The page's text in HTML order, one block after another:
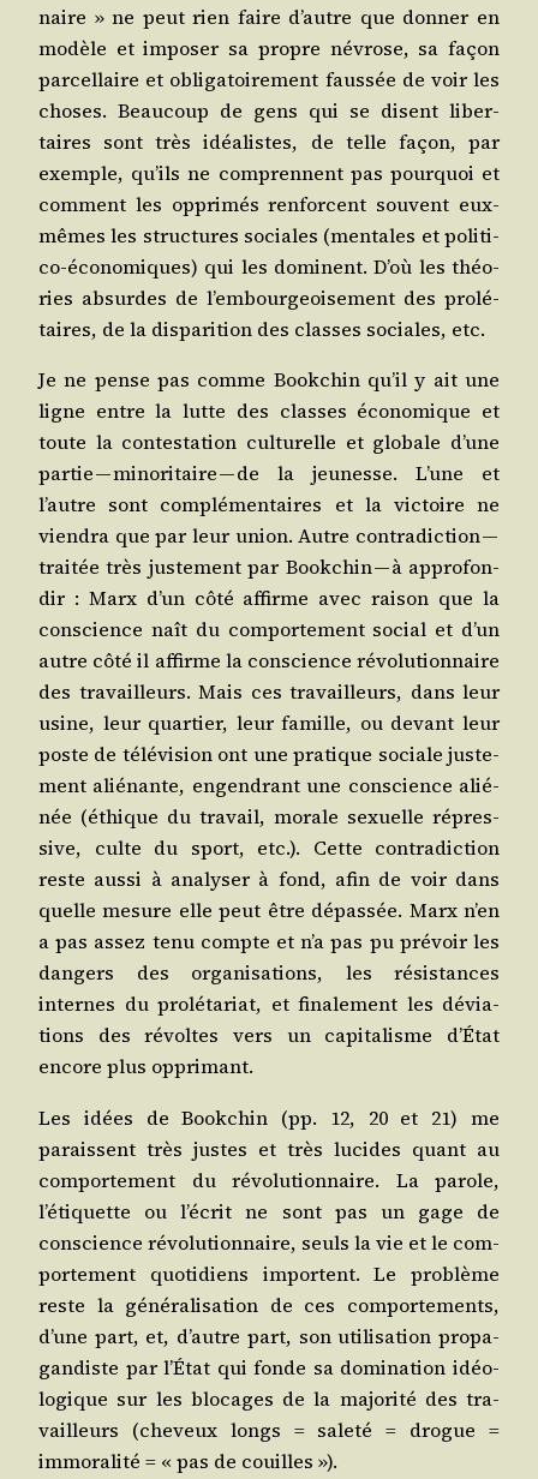
naire » ne peut rien faire d’autre que don­ner en
modèle et impo­ser sa propre névrose, sa façon
par­cel­laire et obli­ga­toi­re­ment faus­sée de voir les
choses. Beau­coup de gens qui se disent liber­
taires sont très idéa­listes, de telle façon, par
exemple, qu’ils ne com­prennent pas pour­quoi et
com­ment les oppri­més ren­forcent sou­vent eux-
mêmes les struc­tures sociales (men­tales et poli­ti­
co-éco­no­miques) qui les dominent. D’où les théo­
ries absurdes de l’embourgeoisement des pro­lé­
taires, de la dis­pa­ri­tion des classes sociales, etc.
Je ne pense pas comme Book­chin qu’il y ait une
ligne entre la lutte des classes éco­no­mique et
toute la contes­ta­tion cultu­relle et glo­bale d’une
par­tie — mino­ri­taire — de la jeu­nesse. L’une et
l’autre sont com­plé­men­taires et la vic­toire ne
vien­dra que par leur union. Autre contra­dic­tion —
trai­tée très jus­te­ment par Book­chin — à appro­fon­
dir : Marx d’un côté affirme avec rai­son que la
conscience naît du com­por­te­ment social et d’un
autre côté il affirme la conscience révo­lu­tion­naire
des tra­vailleurs. Mais ces tra­vailleurs, dans leur
usine, leur quar­tier, leur famille, ou devant leur
poste de télé­vi­sion ont une pra­tique sociale jus­te­
ment alié­nante, engen­drant une conscience alié­
née (éthique du tra­vail, morale sexuelle répres­
sive, culte du sport, etc.). Cette contra­dic­tion
reste aus­si à ana­ly­ser à fond, afin de voir dans
quelle mesure elle peut être dépas­sée. Marx n’en
a pas assez tenu compte et n’a pas pu pré­voir les
dan­gers des orga­ni­sa­tions, les résis­tances
internes du pro­lé­ta­riat, et fina­le­ment les dévia­
tions des révoltes vers un capi­ta­lisme d’État
encore plus opprimant.
Les idées de Book­chin (pp. 12, 20 et 21) me
paraissent très justes et très lucides quant au
com­por­te­ment du révo­lu­tion­naire. La parole,
l’étiquette ou l’écrit ne sont pas un gage de
conscience révo­lu­tion­naire, seuls la vie et le com­
por­te­ment quo­ti­diens importent. Le pro­blème
reste la géné­ra­li­sa­tion de ces com­por­te­ments,
d’une part, et, d’autre part, son uti­li­sa­tion pro­pa­
gan­diste par l’État qui fonde sa domi­na­tion idéo­
lo­gique sur les blo­cages de la majo­ri­té des tra­
vailleurs (che­veux longs = sale­té = drogue =
immo­ra­li­té = « pas de couilles »).